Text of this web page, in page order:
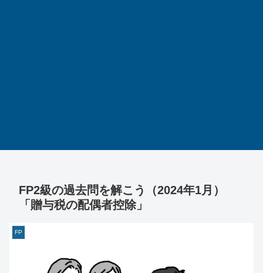
FP2級の過去問を解こう（2024年1月）
「贈与税の配偶者控除」
FP